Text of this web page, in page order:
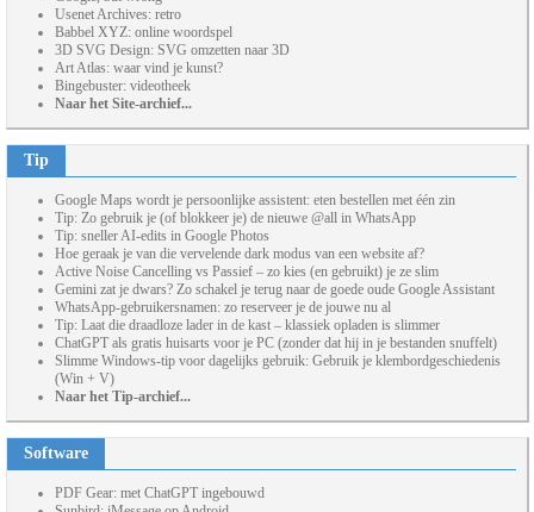
Usenet Archives: retro
Babbel XYZ: online woordspel
3D SVG Design: SVG omzetten naar 3D
Art Atlas: waar vind je kunst?
Bingebuster: videotheek
Naar het Site-archief...
Tip
Google Maps wordt je persoonlijke assistent: eten bestellen met één zin
Tip: Zo gebruik je (of blokkeer je) de nieuwe @all in WhatsApp
Tip: sneller AI-edits in Google Photos
Hoe geraak je van die vervelende dark modus van een website af?
Active Noise Cancelling vs Passief – zo kies (en gebruikt) je ze slim
Gemini zat je dwars? Zo schakel je terug naar de goede oude Google Assistant
WhatsApp-gebruikersnamen: zo reserveer je de jouwe nu al
Tip: Laat die draadloze lader in de kast – klassiek opladen is slimmer
ChatGPT als gratis huisarts voor je PC (zonder dat hij in je bestanden snuffelt)
Slimme Windows-tip voor dagelijks gebruik: Gebruik je klembordgeschiedenis
(Win + V)
Naar het Tip-archief...
Software
PDF Gear: met ChatGPT ingebouwd